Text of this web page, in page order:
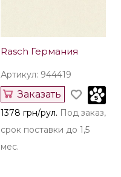
Rasch Германия
Артикул: 944419
Заказать
1378 грн/рул. Под заказ,
срок поставки до 1,5
мес.